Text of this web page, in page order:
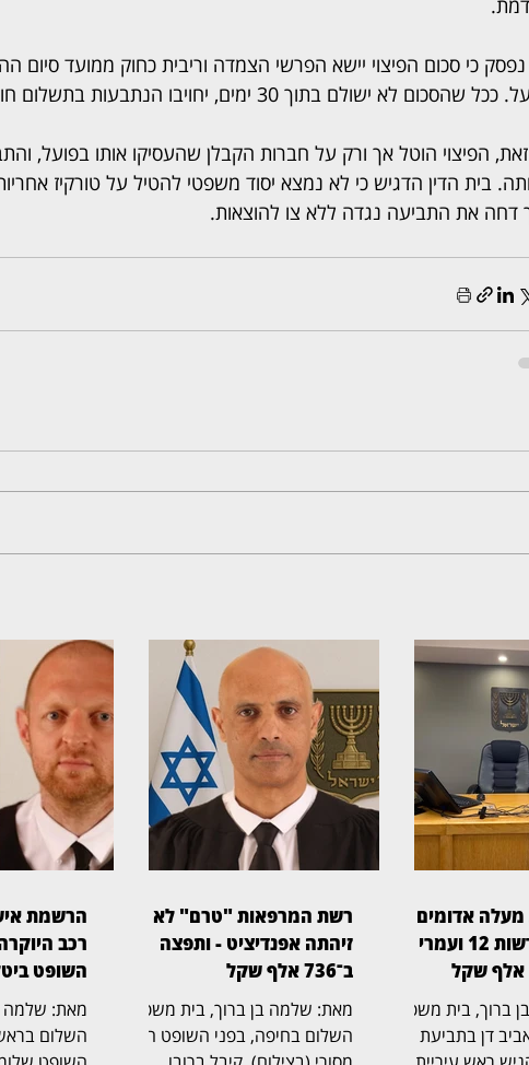
נפסק כי סכום הפיצוי יישא הפרשי הצמדה וריבית כחוק ממועד
שהסכום לא ישולם בתוך 30 ימים, יחויבו הנתבעות בתשלום חודשי מתמשך של 500 ש"ח.
הפיצוי הוטל אך ורק על חברות הקבלן שהעסיקו אותו בפועל,
בית הדין הדגיש כי לא נמצא יסוד משפטי להטיל על טורקיז
דחה את התביעה נגדה ללא צו להוצאות.
מעלה אדומים
תובע את חדשות 12 ועמרי
מאת: שלמה בן ברוך, בית משפט
דן בתביעת
רשת המרפאות "טרם" לא
זיהתה אפנדיציט - ותפצה
ב־736 אלף שקל
מאת: שלמה בן ברוך, בית משפט
השלום בחיפה, בפני השופט הדר
הרשמת
רכב
השופט
השלום